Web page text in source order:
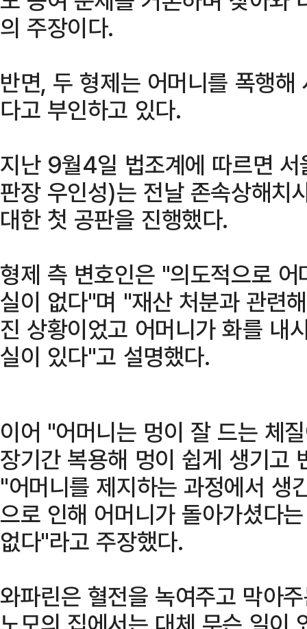
의 주장이다.
반면, 두 형제는 어머니를 폭행
다고 부인하고 있다.
지난 9월4일 법조계에 따르면
판장 우인성)는 전날 존속상해치
대한 첫 공판을 진행했다.
형제 측 변호인은 "의도적으로
실이 없다"며 "재산 처분과 관련
진 상황이었고 어머니가 화를 내
실이 있다"고 설명했다.
이어 "어머니는 멍이 잘 드는 체
장기간 복용해 멍이 쉽게 생기고
"어머니를 제지하는 과정에서 생
으로 인해 어머니가 돌아가셨다
없다"라고 주장했다.
와파린은 혈전을 녹여주고 막아